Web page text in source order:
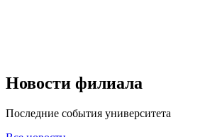
Новости филиала
Последние события университета